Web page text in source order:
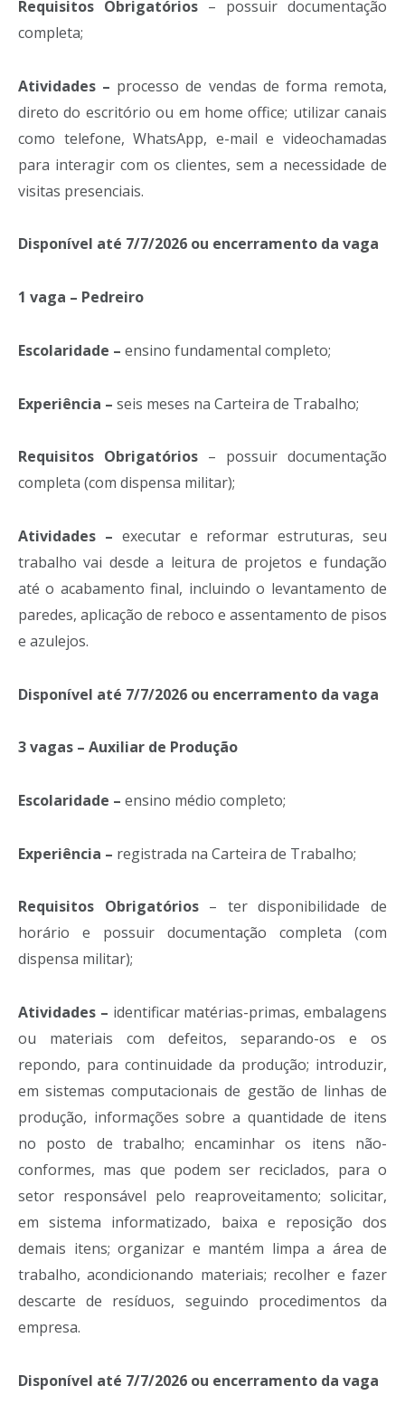
Requisitos Obrigatórios – possuir documentação
completa;
Atividades – processo de vendas de forma remota,
direto do escritório ou em home office; utilizar canais
como telefone, WhatsApp, e-mail e videochamadas
para interagir com os clientes, sem a necessidade de
visitas presenciais.
Disponível até 7/7/2026 ou encerramento da vaga
1 vaga – Pedreiro
Escolaridade – ensino fundamental completo;
Experiência – seis meses na Carteira de Trabalho;
Requisitos Obrigatórios – possuir documentação
completa (com dispensa militar);
Atividades – executar e reformar estruturas, seu
trabalho vai desde a leitura de projetos e fundação
até o acabamento final, incluindo o levantamento de
paredes, aplicação de reboco e assentamento de pisos
e azulejos.
Disponível até 7/7/2026 ou encerramento da vaga
3 vagas – Auxiliar de Produção
Escolaridade – ensino médio completo;
Experiência – registrada na Carteira de Trabalho;
Requisitos Obrigatórios – ter disponibilidade de
horário e possuir documentação completa (com
dispensa militar);
Atividades – identificar matérias-primas, embalagens
ou materiais com defeitos, separando-os e os
repondo, para continuidade da produção; introduzir,
em sistemas computacionais de gestão de linhas de
produção, informações sobre a quantidade de itens
no posto de trabalho; encaminhar os itens não-
conformes, mas que podem ser reciclados, para o
setor responsável pelo reaproveitamento; solicitar,
em sistema informatizado, baixa e reposição dos
demais itens; organizar e mantém limpa a área de
trabalho, acondicionando materiais; recolher e fazer
descarte de resíduos, seguindo procedimentos da
empresa.
Disponível até 7/7/2026 ou encerramento da vaga